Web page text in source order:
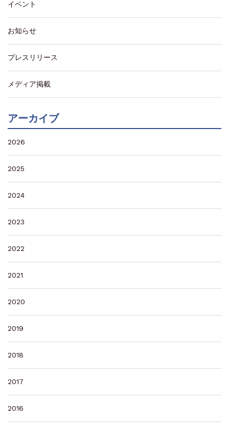
イベント
お知らせ
プレスリリース
メディア掲載
アーカイブ
2026
2025
2024
2023
2022
2021
2020
2019
2018
2017
2016